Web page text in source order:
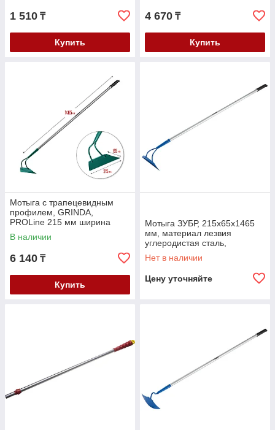
1 510 ₸
Купить
4 670 ₸
Купить
Мотыга с трапецевидным
профилем, GRINDA,
PROLine 215 мм ширина
(39595)
В наличии
6 140 ₸
Купить
Мотыга ЗУБР, 215x65x1465
мм, материал лезвия
углеродистая сталь,
алюминиевый черенок
(39594)
Нет в наличии
Цену уточняйте